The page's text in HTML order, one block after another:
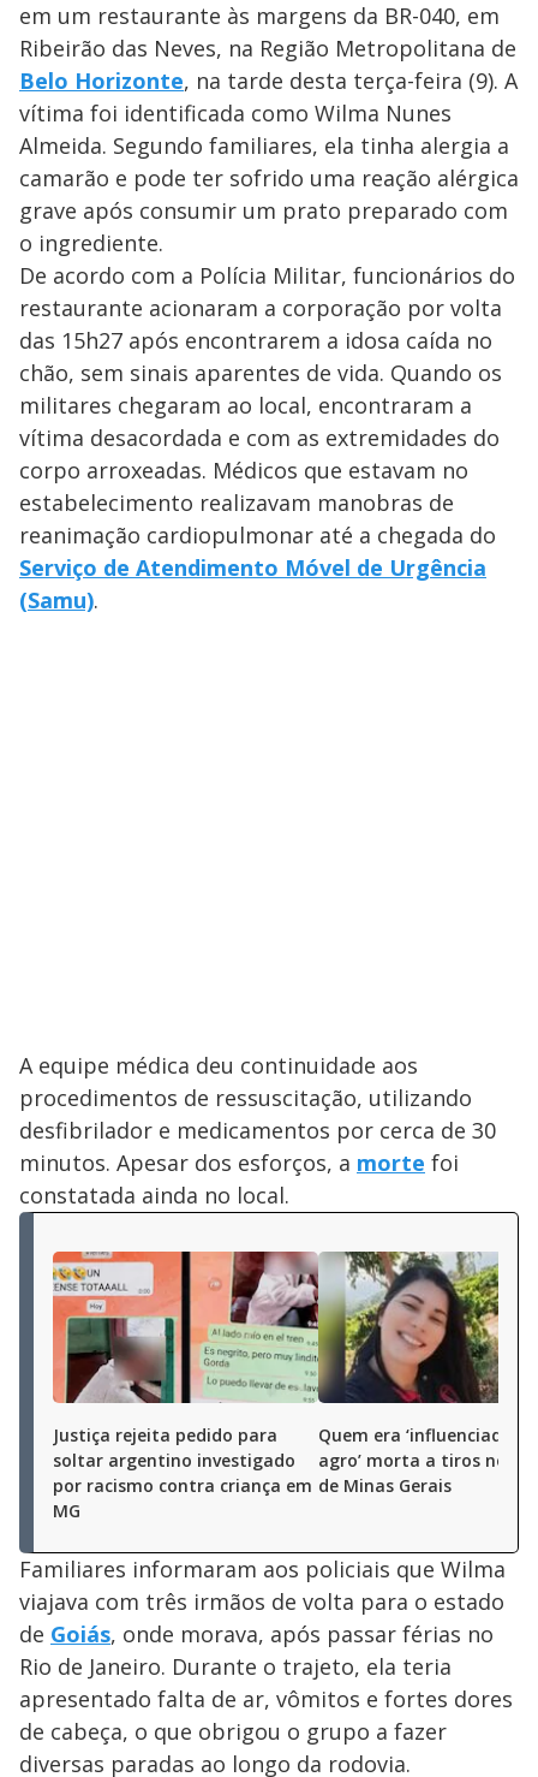
em um restaurante às margens da BR-040, em
Ribeirão das Neves, na Região Metropolitana de
Belo Horizonte, na tarde desta terça-feira (9). A
vítima foi identificada como Wilma Nunes
Almeida. Segundo familiares, ela tinha alergia a
camarão e pode ter sofrido uma reação alérgica
grave após consumir um prato preparado com
o ingrediente.
De acordo com a Polícia Militar, funcionários do
restaurante acionaram a corporação por volta
das 15h27 após encontrarem a idosa caída no
chão, sem sinais aparentes de vida. Quando os
militares chegaram ao local, encontraram a
vítima desacordada e com as extremidades do
corpo arroxeadas. Médicos que estavam no
estabelecimento realizavam manobras de
reanimação cardiopulmonar até a chegada do
Serviço de Atendimento Móvel de Urgência
(Samu).
A equipe médica deu continuidade aos
procedimentos de ressuscitação, utilizando
desfibrilador e medicamentos por cerca de 30
minutos. Apesar dos esforços, a morte foi
constatada ainda no local.
Justiça rejeita pedido para
soltar argentino investigado
por racismo contra criança em
MG
Quem era ‘influenciadora
agro’ morta a tiros no
de Minas Gerais
Familiares informaram aos policiais que Wilma
viajava com três irmãos de volta para o estado
de Goiás, onde morava, após passar férias no
Rio de Janeiro. Durante o trajeto, ela teria
apresentado falta de ar, vômitos e fortes dores
de cabeça, o que obrigou o grupo a fazer
diversas paradas ao longo da rodovia.